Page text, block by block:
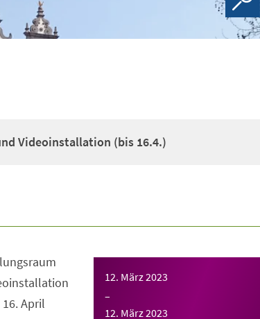
Videoinstallation (bis 16.4.)
12. März 2023
–
12. März 2023
April